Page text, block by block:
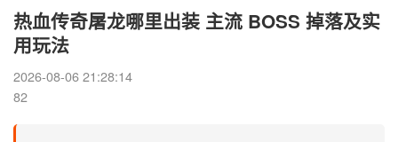
热血传奇屠龙哪里出装 主流 BOSS 掉落及实
用玩法
2026-08-06 21:28:14
82